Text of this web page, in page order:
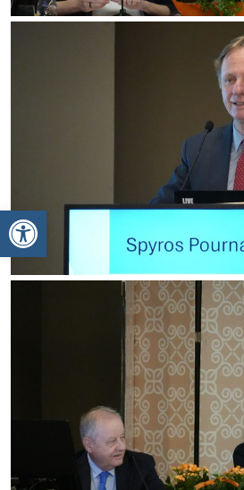
Ανοίξτε τη γραμμή εργαλείων